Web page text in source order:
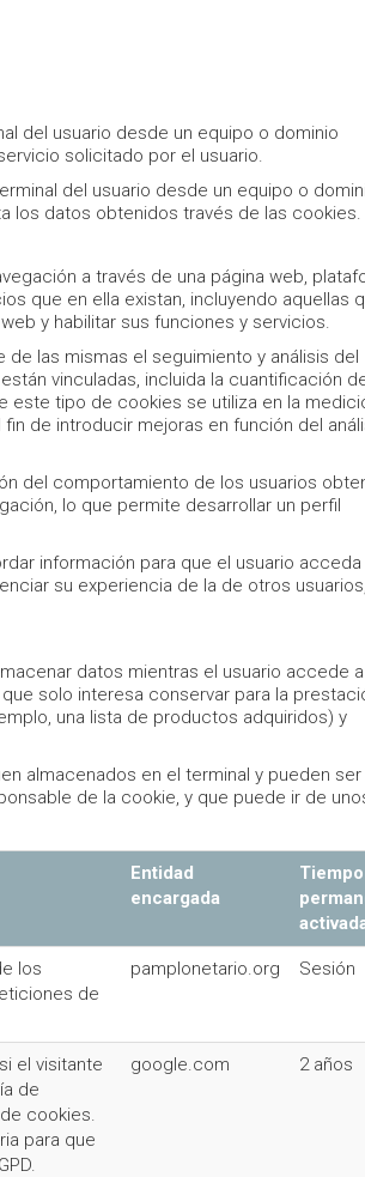
del usuario desde un equipo o dominio
solicitado por el usuario.
del usuario desde un equipo o
los datos obtenidos través de las cookies.
a través de una página web,
que en ella existan, incluyendo aquellas
y habilitar sus funciones y servicios.
las mismas el seguimiento y análisis del
vinculadas, incluida la cuantificación
este tipo de cookies se utiliza en la
de introducir mejoras en función del
del comportamiento de los usuarios
lo que permite desarrollar un perfil
información para que el usuario acceda
su experiencia de la de otros usuarios,
datos mientras el usuario accede a
solo interesa conservar para la
una lista de productos adquiridos) y
almacenados en el terminal y pueden ser
de la cookie, y que puede ir de
Entidad
encargada
los
de
pamplonetario.org Sesión
el visitante
de
cookies.
para que
google.com 2 años